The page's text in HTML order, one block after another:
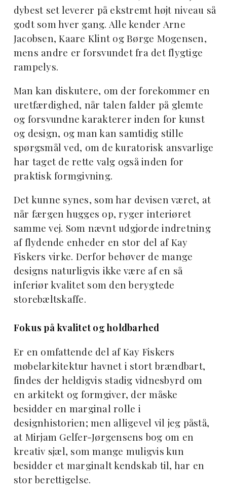
dybest set leverer på ekstremt højt niveau så
godt som hver gang. Alle kender Arne
Jacobsen, Kaare Klint og Børge Mogensen,
mens andre er forsvundet fra det flygtige
rampelys.
Man kan diskutere, om der forekommer en
uretfærdighed, når talen falder på glemte
og forsvundne karakterer inden for kunst
og design, og man kan samtidig stille
spørgsmål ved, om de kuratorisk ansvarlige
har taget de rette valg også inden for
praktisk formgivning.
Det kunne synes, som har devisen været, at
når færgen hugges op, ryger interiøret
samme vej. Som nævnt udgjorde indretning
af flydende enheder en stor del af Kay
Fiskers virke. Derfor behøver de mange
designs naturligvis ikke være af en så
inferiør kvalitet som den berygtede
storebæltskaffe.
Fokus på kvalitet og holdbarhed
Er en omfattende del af Kay Fiskers
møbelarkitektur havnet i stort brændbart,
findes der heldigvis stadig vidnesbyrd om
en arkitekt og formgiver, der måske
besidder en marginal rolle i
designhistorien; men alligevel vil jeg påstå,
at Mirjam Gelfer-Jørgensens bog om en
kreativ sjæl, som mange muligvis kun
besidder et marginalt kendskab til, har en
stor berettigelse.